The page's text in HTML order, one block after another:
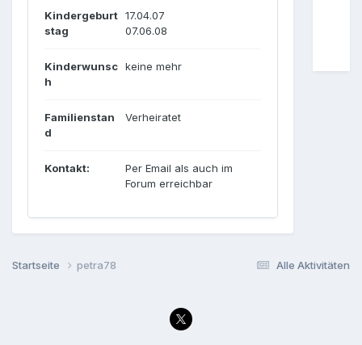
Kindergeburt
stag
17.04.07
07.06.08
Kinderwunsc
h
keine mehr
Familienstan
d
Verheiratet
Kontakt:
Per Email als auch im
Forum erreichbar
Alle Aktivitäten
Startseite petra78